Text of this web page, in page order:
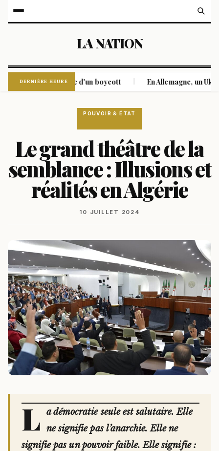
LA NATION
DERNIÈRE HEURE
la menace d'un boycott | En Allemagne, un
POUVOIR & ÉTAT
Le grand théâtre de la
semblance : Illusions et
réalités en Algérie
10 JUILLET 2024
L a démocratie seule est salutaire. Elle
ne signifie pas l’anarchie. Elle ne
signifie pas un pouvoir faible. Elle signifie :